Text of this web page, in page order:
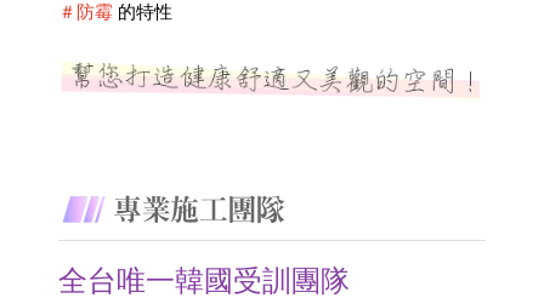
＃防霉 的特性
全台唯一韓國受訓團隊